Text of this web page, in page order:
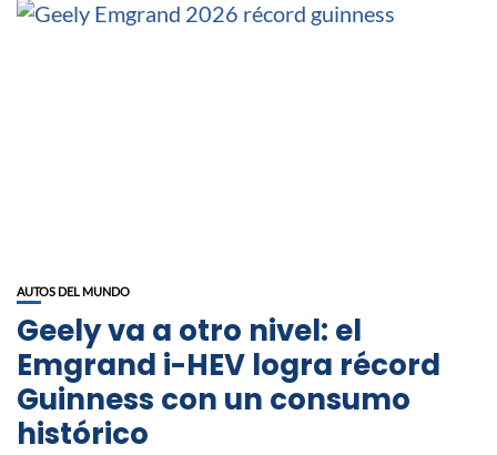
AUTOS DEL MUNDO
Geely va a otro nivel: el
Emgrand i-HEV logra récord
Guinness con un consumo
histórico